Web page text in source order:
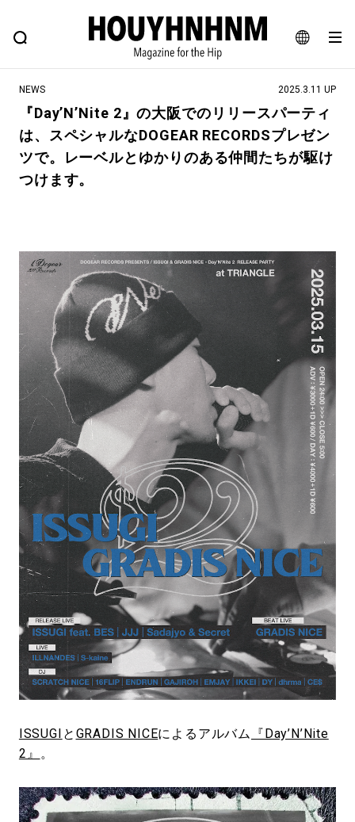
JA
EN
FEATURE BLOG SNAP
ヒップなファッション、カルチャー、ライフスタイルWEBマガジン
#注目のタグ
#SHOPPING ADDICT
#マイナーグッド図鑑 #フイナムのYouTube
#Commune H #FOCUS IT #AH.H
#ととけん #FASHION #MUSIC #MOVIE
#LIFESTYLE #SNEAKER
#SPORTS #HANDSOME HANDBOOK
NEWS 2025.3.11 UP
『Day’N’Nite 2』の大阪でのリリースパーティ
は、スペシャルなDOGEAR RECORDSプレゼン
ツで。レーベルとゆかりのある仲間たちが駆け
つけます。
ISSUGI と GRADIS NICEによるアルバム
『Day’N’Nite
2』
。